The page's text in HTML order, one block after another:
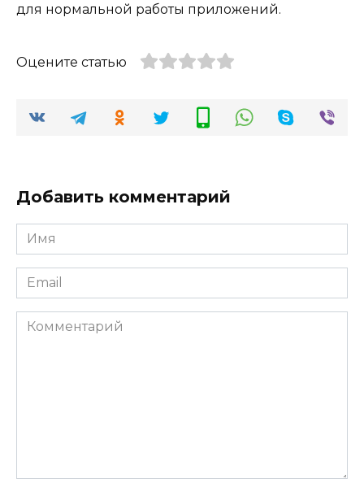
для нормальной работы приложений.
Оцените статью
Добавить комментарий
Имя
*
Email
*
Комментарий